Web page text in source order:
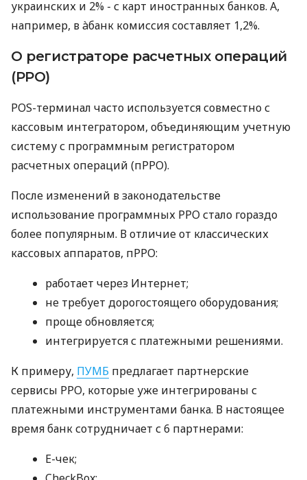
украинских и 2% - с карт иностранных банков. А,
например, в àбанк комиссия составляет 1,2%.
О регистраторе расчетных операций
(РРО)
POS-терминал часто используется совместно с
кассовым интегратором, объединяющим учетную
систему с программным регистратором
расчетных операций (пРРО).
После изменений в законодательстве
использование программных РРО стало гораздо
более популярным. В отличие от классических
кассовых аппаратов, пРРО:
работает через Интернет;
не требует дорогостоящего оборудования;
проще обновляется;
интегрируется с платежными решениями.
К примеру, ПУМБ предлагает партнерские
сервисы РРО, которые уже интегрированы с
платежными инструментами банка. В настоящее
время банк сотрудничает с 6 партнерами:
E-чек;